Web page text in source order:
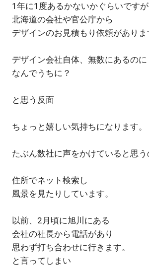
1年に1度あるかないかぐらいですが
北海道の会社や官公庁から
デザインのお見積もり依頼がありま
デザイン会社自体、無数にあるのに
なんでうちに？
と思う反面
ちょっと嬉しい気持ちになります。
たぶん数社に声をかけていると思う
住所でネット検索し
風景を見たりしています。
以前、2月頃に旭川にある
会社の社長から電話があり
思わず打ち合わせに行きます。
と言ってしまい